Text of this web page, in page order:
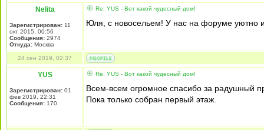
Nelita
Зарегистрирован: 11
окт 2015, 00:56
Сообщения: 2974
Откуда: Москва
Re: YUS - Вот какой чудесный дом!
Юля, с новосельем! У нас на форуме уютно
24 сен 2019, 02:37
YUS
Зарегистрирован: 01
фев 2019, 22:31
Сообщения: 170
Re: YUS - Вот какой чудесный дом!
Всем-всем огромное спасибо за радушный
Пока только собран первый этаж.